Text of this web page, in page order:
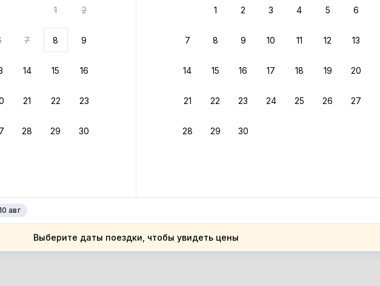
1 2
7 8 9
14 15 16
21 22 23
28 29 30
1 2 3 4 5 6
7 8 9 10 11 12 13
14 15 16 17 18 19 20
21 22 23 24 25 26 27
28 29 30
авг
Выберите даты поездки, чтобы увидеть цены
вариант из результатов поиска не соответствует заданным фильтрам.
область